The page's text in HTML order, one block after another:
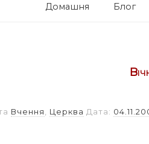
Домашня Блог
Вчення Церква Дата: